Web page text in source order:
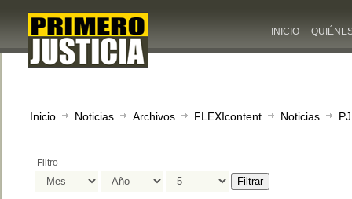
INICIO
Inicio Noticias Archivos FLEXIcontent Noticias
Filtro
Filtrar